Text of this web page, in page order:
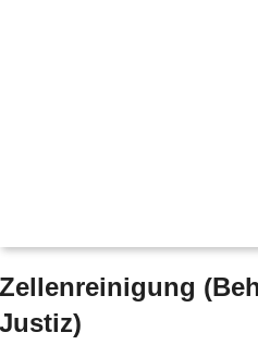
Zellenreinigung
Justiz)